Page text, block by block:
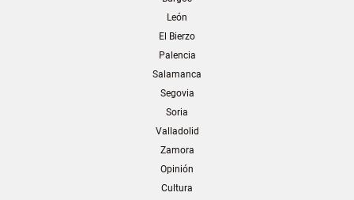
León
El Bierzo
Palencia
Salamanca
Segovia
Soria
Valladolid
Zamora
Opinión
Cultura